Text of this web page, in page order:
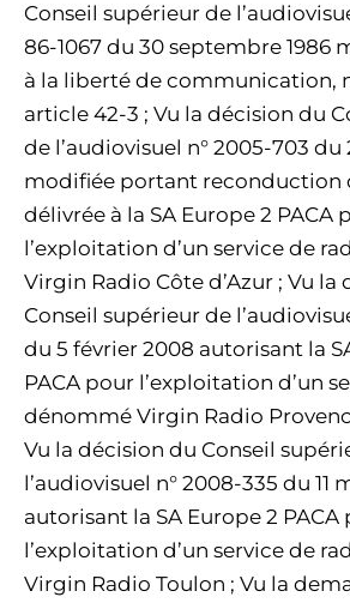
Conseil supérieur de
86-1067 du 30 septembre 1986
à la liberté de communication,
article 42-3 ; Vu la décision du
de l’audiovisuel n° 2005-703
modifiée portant reconduction
délivrée à la SA Europe 2 PACA
l’exploitation d’un service de
Virgin Radio Côte d’Azur ; Vu la
Conseil supérieur de
du 5 février 2008 autorisant la
PACA pour l’exploitation d’un
dénommé Virgin Radio
Vu la décision du Conseil
l’audiovisuel n° 2008-335 du 11
autorisant la SA Europe 2 PACA
l’exploitation d’un service de
Virgin Radio Toulon ; Vu la